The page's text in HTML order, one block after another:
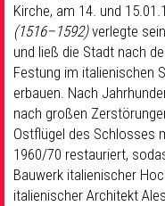
Kirche, am 14. und
(1516–1592)verlegte
und ließ die Stadt nach
Festung im italienischen
erbauen. Nach
nach großen
Ostflügel des Schlosses
1960/70 restauriert,
Bauwerk italienischer
italienischer Architekt